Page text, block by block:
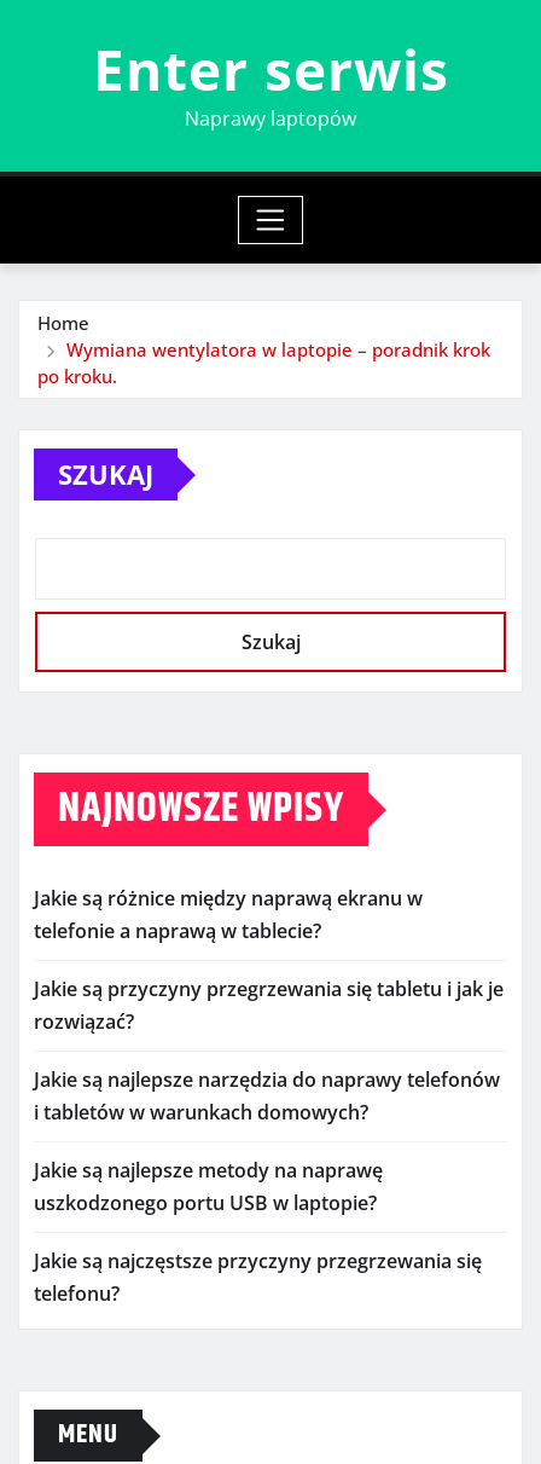
Enter serwis
Naprawy laptopów
Home
Wymiana wentylatora w laptopie – poradnik krok
po kroku.
SZUKAJ
Szukaj
NAJNOWSZE WPISY
Jakie są różnice między naprawą ekranu w
telefonie a naprawą w tablecie?
Jakie są przyczyny przegrzewania się tabletu i jak je
rozwiązać?
Jakie są najlepsze narzędzia do naprawy telefonów
i tabletów w warunkach domowych?
Jakie są najlepsze metody na naprawę
uszkodzonego portu USB w laptopie?
Jakie są najczęstsze przyczyny przegrzewania się
telefonu?
MENU